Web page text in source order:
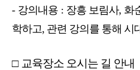
- 강의내용 : 장흥 보림사, 화
학하고, 관련 강의를 통해 시
□ 교육장소 오시는 길 안내